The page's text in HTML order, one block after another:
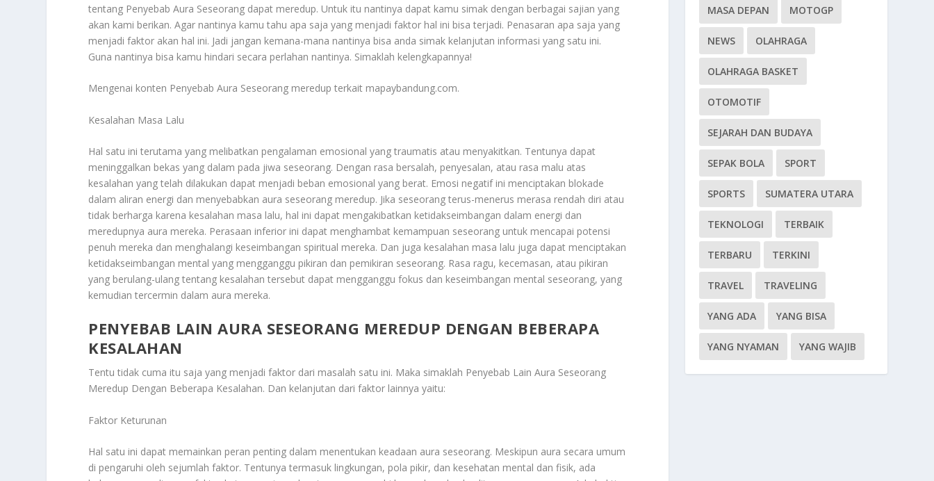
tentang Penyebab Aura Seseorang dapat meredup. Untuk itu nantinya dapat kamu simak dengan berbagai sajian yang
akan kami berikan. Agar nantinya kamu tahu apa saja yang menjadi faktor hal ini bisa terjadi. Penasaran apa saja yang
menjadi faktor akan hal ini. Jadi jangan kemana-mana nantinya bisa anda simak kelanjutan informasi yang satu ini.
Guna nantinya bisa kamu hindari secara perlahan nantinya. Simaklah kelengkapannya!
Mengenai konten Penyebab Aura Seseorang meredup terkait mapaybandung.com.
Kesalahan Masa Lalu
Hal satu ini terutama yang melibatkan pengalaman emosional yang traumatis atau menyakitkan. Tentunya dapat
meninggalkan bekas yang dalam pada jiwa seseorang. Dengan rasa bersalah, penyesalan, atau rasa malu atas
kesalahan yang telah dilakukan dapat menjadi beban emosional yang berat. Emosi negatif ini menciptakan blokade
dalam aliran energi dan menyebabkan aura seseorang meredup. Jika seseorang terus-menerus merasa rendah diri atau
tidak berharga karena kesalahan masa lalu, hal ini dapat mengakibatkan ketidakseimbangan dalam energi dan
meredupnya aura mereka. Perasaan inferior ini dapat menghambat kemampuan seseorang untuk mencapai potensi
penuh mereka dan menghalangi keseimbangan spiritual mereka. Dan juga kesalahan masa lalu juga dapat menciptakan
ketidakseimbangan mental yang mengganggu pikiran dan pemikiran seseorang. Rasa ragu, kecemasan, atau pikiran
yang berulang-ulang tentang kesalahan tersebut dapat mengganggu fokus dan keseimbangan mental seseorang, yang
kemudian tercermin dalam aura mereka.
PENYEBAB LAIN AURA SESEORANG MEREDUP DENGAN BEBERAPA
KESALAHAN
Tentu tidak cuma itu saja yang menjadi faktor dari masalah satu ini. Maka simaklah Penyebab Lain Aura Seseorang
Meredup Dengan Beberapa Kesalahan. Dan kelanjutan dari faktor lainnya yaitu:
Faktor Keturunan
Hal satu ini dapat memainkan peran penting dalam menentukan keadaan aura seseorang. Meskipun aura secara umum
di pengaruhi oleh sejumlah faktor. Tentunya termasuk lingkungan, pola pikir, dan kesehatan mental dan fisik, ada
MASA DEPAN MOTOGP
NEWS OLAHRAGA
OLAHRAGA BASKET
OTOMOTIF
SEJARAH DAN BUDAYA
SEPAK BOLA SPORT
SPORTS SUMATERA UTARA
TEKNOLOGI TERBAIK
TERBARU TERKINI
TRAVEL TRAVELING
YANG ADA YANG BISA
YANG NYAMAN YANG WAJIB